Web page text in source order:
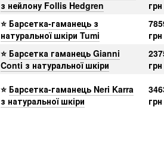
з нейлону Follis Hedgren
грн
⭐ Барсетка-гаманець з
натуральної шкіри Tumi
грн
⭐ Барсетка гаманець Gianni
Conti з натуральної шкіри
грн
⭐ Барсетка-гаманець Neri Karra
з натуральної шкіри
грн